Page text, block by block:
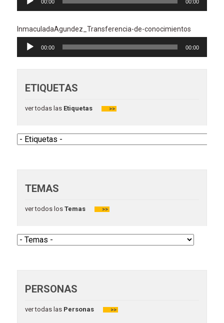
00:00 00:00
InmaculadaAgundez_Transferencia-de-conocimientos
Reproductor
00:00 00:00
ETIQUETAS
ver todas las Etiquetas >>
TEMAS
ver todos losTemas >>
PERSONAS
ver todas lasPersonas >>